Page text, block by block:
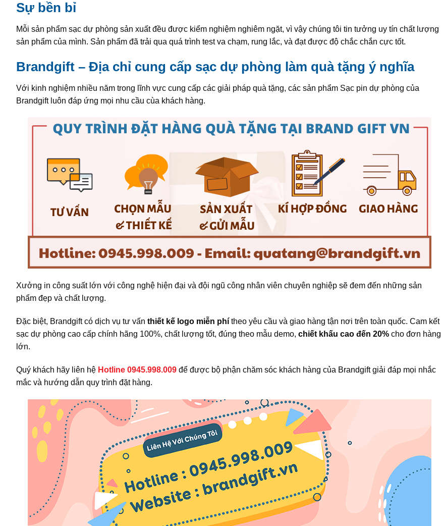
Sự bền bỉ
Mỗi sản phẩm sạc dự phòng sản xuất đều được kiểm nghiệm nghiêm ngặt, vì vậy chúng tôi tin tưởng uy tín chất lượng
sản phẩm của mình. Sản phẩm đã trải qua quá trình test va chạm, rung lắc, và đạt được độ chắc chắn cực tốt.
Brandgift – Địa chỉ cung cấp sạc dự phòng làm quà tặng ý nghĩa
Với kinh nghiệm nhiều năm trong lĩnh vực cung cấp các giải pháp quà tặng, các sản phẩm Sạc pin dự phòng của
Brandgift luôn đáp ứng mọi nhu cầu cùa khách hàng.
Xưởng in công suất lớn với công nghệ hiện đại và đội ngũ công nhân viên chuyên nghiệp sẽ đem đến những sản
phẩm đẹp và chất lượng.
Đặc biệt, Brandgift có dịch vụ tư vấn thiết kế logo miễn phítheo yêu cầu và giao hàng tận nơi trên toàn quốc. Cam kết
sạc dự phòng cao cấp chính hãng 100%, chất lượng tốt, đúng theo mẫu demo, chiết khấu cao đến 20%cho đơn hàng
lớn.
Quý khách hãy liên hệ Hotline 0945.998.009để được bộ phận chăm sóc khách hàng của Brandgift giải đáp mọi nhắc
mắc và hướng dẫn quy trình đặt hàng.